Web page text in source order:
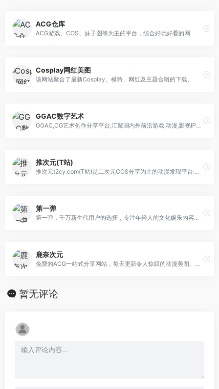
ACG仓库
ACG游戏、COS、妹子图等为主的平台，综合好玩好看的网
Cosplay网红美图
该网站聚合了最新Cosplay、模特、网红及主题合辑的下载。
GGAC数字艺术
GGAC,CG艺术创作分享平台,汇聚国内外前沿游戏,动漫,影视IP开发者,设计师,致力于为CG领域从业者,爱好者提供学习,展示,交流,就业,交易,IP孵化等服务,打造以原创作品为核心的CG艺术创作生态体系。
推次元(T站)
推次元t2cy.com(T站)是二次元COS分享为主的动漫发现平台:汇聚有COS正片,Coser写真,Coser采访,COS视频,动漫资讯的二次元网站。
第一弹
第一弹，千万新生代用户的选择，专注年轻人的文化娱乐内容，覆盖影视、弹幕、时尚八卦、美妆穿搭、ACGN、CP交友、游戏等内容，是国内增长最快、拥有超高人气的多元化社区产品。
鹿奈次元
免费的ACG一站式分享网站，每天更新令人惊叹的动漫美图、原图插画、迷人的美少女写真、精品cosplay图集以及优秀动漫作品！
暂无评论